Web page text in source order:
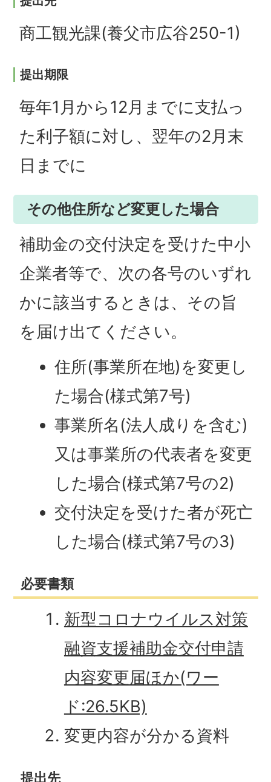
商工観光課(養父市広谷250-1)
提出期限
毎年1月から12月までに支払っ
た利子額に対し、翌年の2月末
日までに
その他住所など変更した場合
補助金の交付決定を受けた中小
企業者等で、次の各号のいずれ
かに該当するときは、その旨
を届け出てください。
住所(事業所在地)を変更し
た場合(様式第7号)
事業所名(法人成りを含む)
又は事業所の代表者を変更
した場合(様式第7号の2)
交付決定を受けた者が死亡
した場合(様式第7号の3)
必要書類
新型コロナウイルス対策
融資支援補助金交付申請
内容変更届ほか(ワー
ド:26.5KB)
変更内容が分かる資料
提出先